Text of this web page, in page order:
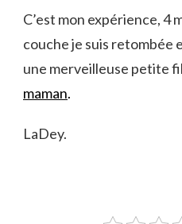
C’est mon expérience, 4
couche je suis retombée
une merveilleuse petite
maman.
LaDey.